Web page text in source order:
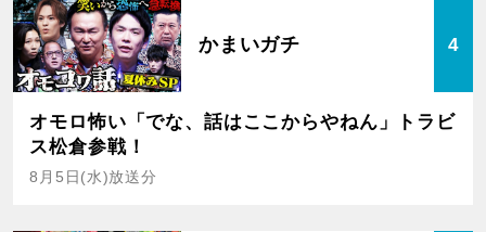
かまいガチ 4
オモロ怖い「でな、話はここからやねん」トラビ
ス松倉参戦！
8月5日(水)放送分